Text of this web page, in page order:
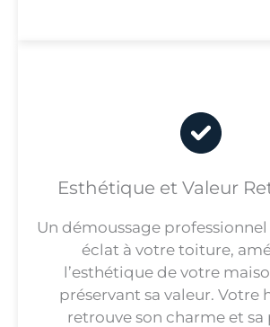
Esthétique et Valeur
Un démoussage
éclat à votre toiture,
l’esthétique de votre
préservant sa valeur. Votre
retrouve son charme et